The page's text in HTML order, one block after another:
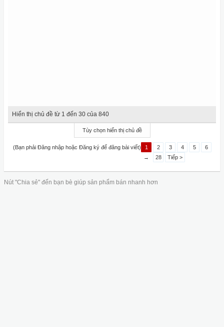
Hiển thị chủ đề từ 1 đến 30 của 840
Tùy chọn hiển thị chủ đề
(Bạn phải Đăng nhập hoặc Đăng ký để đăng bài viết) 1 2 3 4 5
6
→
28 Tiếp >
Nút "Chia sẻ" đến bạn bè giúp sản phẩm bán nhanh hơn